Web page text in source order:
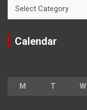
Calendar
M T W